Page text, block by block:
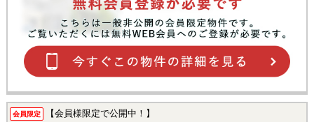
会員限定 【会員様限定で公開中！】